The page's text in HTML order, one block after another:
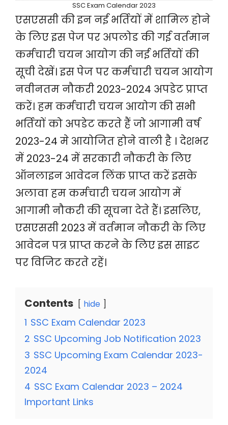
SSC Exam Calendar 2023
एसएससी की इन नई भर्तियों में शामिल होने
के लिए इस पेज पर अपलोड की गई वर्तमान
कर्मचारी चयन आयोग की नई भर्तियों की
सूची देखें। इस पेज पर कर्मचारी चयन आयोग
नवीनतम नौकरी 2023-2024 अपडेट प्राप्त
करें। हम कर्मचारी चयन आयोग की सभी
भर्तियों को अपडेट करते हैं जो आगामी वर्ष
2023-24 मे आयोजित होने वाली है । देशभर
में 2023-24 में सरकारी नौकरी के लिए
ऑनलाइन आवेदन लिंक प्राप्त करें इसके
अलावा हम कर्मचारी चयन आयोग में
आगामी नौकरी की सूचना देते हैं। इसलिए,
एसएससी 2023 में वर्तमान नौकरी के लिए
आवेदन पत्र प्राप्त करने के लिए इस साइट
पर विजिट करते रहें।
Contents hide
1 SSC Exam Calendar 2023
2 SSC Upcoming Job Notification 2023
3 SSC Upcoming Exam Calendar 2023-
2024
4 SSC Exam Calendar 2023 – 2024
Important Links